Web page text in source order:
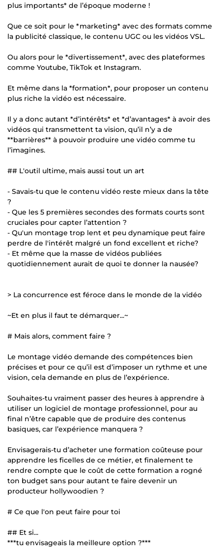
plus importants* de l’époque moderne !
Que ce soit pour le *marketing* avec des formats comme
la publicité classique, le contenu UGC ou les vidéos VSL.
Ou alors pour le *divertissement*, avec des plateformes
comme Youtube, TikTok et Instagram.
Et même dans la *formation*, pour proposer un contenu
plus riche la vidéo est nécessaire.
Il y a donc autant *d’intérêts* et *d’avantages* à avoir des
vidéos qui transmettent ta vision, qu’il n’y a de
**barrières** à pouvoir produire une vidéo comme tu
l’imagines.
## L'outil ultime, mais aussi tout un art
- Savais-tu que le contenu vidéo reste mieux dans la tête
?
- Que les 5 premières secondes des formats courts sont
cruciales pour capter l’attention ?
- Qu'un montage trop lent et peu dynamique peut faire
perdre de l'intérêt malgré un fond excellent et riche?
- Et même que la masse de vidéos publiées
quotidiennement aurait de quoi te donner la nausée?
> La concurrence est féroce dans le monde de la vidéo
~Et en plus il faut te démarquer...~
# Mais alors, comment faire ?
Le montage vidéo demande des compétences bien
précises et pour ce qu’il est d’imposer un rythme et une
vision, cela demande en plus de l’expérience.
Souhaites-tu vraiment passer des heures à apprendre à
utiliser un logiciel de montage professionnel, pour au
final n’être capable que de produire des contenus
basiques, car l’expérience manquera ?
Envisagerais-tu d’acheter une formation coûteuse pour
apprendre les ficelles de ce métier, et finalement te
rendre compte que le coût de cette formation a rogné
ton budget sans pour autant te faire devenir un
producteur hollywoodien ?
# Ce que l'on peut faire pour toi
## Et si...
***tu envisageais la meilleure option ?***